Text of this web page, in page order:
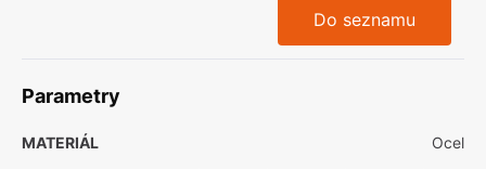
Do seznamu
Parametry
MATERIÁL Ocel